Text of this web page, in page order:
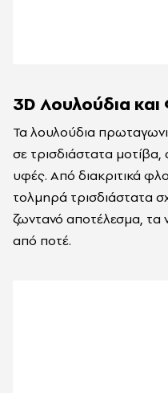
3D Λουλούδια
Τα λουλούδια
σε τρισδιάστατα μοτίβα,
υφές. Από διακριτικά
τολμηρά τρισδιάστατα
ζωντανό αποτέλεσμα, τα
από ποτέ.